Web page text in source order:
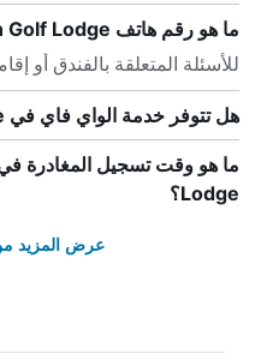
ما هو رقم هاتف Ria Bintan Golf Lodge؟
للأسئلة المتعلقة بالفندق أو إقامتك ،
هل تتوفر خدمة الواي فاي في Ria Bintan Golf Lodge؟
Lodge؟
عرض المزيد